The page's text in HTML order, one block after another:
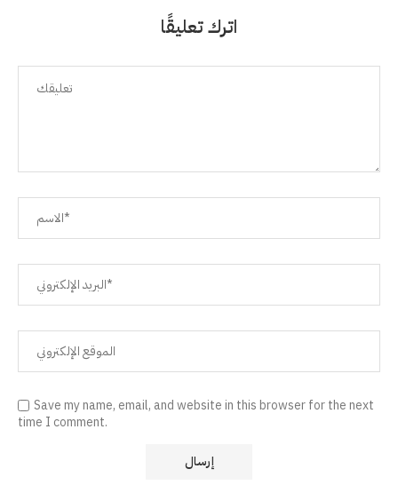
اترك تعليقًا
Save my name, email, and website in this browser for the next
time I comment.